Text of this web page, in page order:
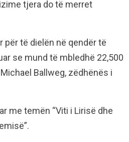
tjera do të merret
për të dielën në qendër të
se mund të mbledhë 22,500
Ballweg, zëdhënës i
me temën “Viti i Lirisë dhe